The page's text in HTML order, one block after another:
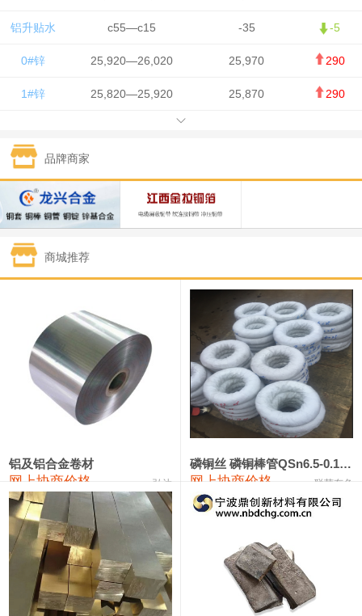
铝升贴水 c55—c15 -35 -5
0#锌 25,920—26,020 25,970 290
1#锌 25,820—25,920 25,870 290
1#锡 434,000—436,000
1#镍 129,550—130,750
1#白银 15,100—15,110 15,105 -70
钯金
331,000 -10,000
89,000—95,000 92,000 1,000
2#锑 85,000—91,000 88,000 1,000
1#镁 17,000—18,000 17,500 0
18,900—19,100 19,000 100
1#电解锰(99.7%袋装) 18,000—18,200 18,100 100
1#铬 60,000—82,000
553#硅 9,300—9,500
441#硅 9,600—9,800 9,700
3303#硅 10,300—10,500 10,400
品牌商家
商城推荐
铝及铝合金卷材
网上协商价格 弘达
磷铜丝 磷铜棒管QSn6.5-0.1 7-0.2 8-0.3
网上协商价格 联荣有色